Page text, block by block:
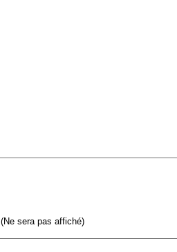
(Ne sera pas affiché)